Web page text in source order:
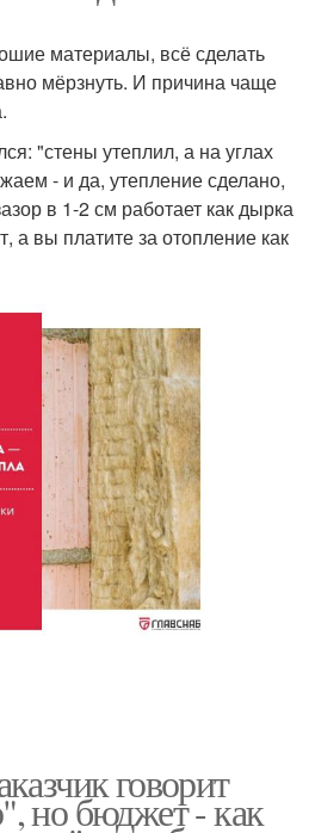
материалы, всё сделать
мёрзнуть. И причина чаще
"стены утеплил, а на углах
- и да, утепление сделано,
в 1-2 см работает как дырка
а вы платите за отопление как
говорит
но бюджет - как